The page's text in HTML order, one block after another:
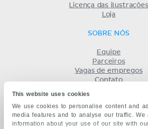
This website uses cookies
We use cookies to personalise content and
media features and to analyse our traffic. We
information about your use of our site with
Licença das ilustrações
Loja
SOBRE NÓS
Equipe
Parceiros
Vagas de empregos
Contato
Privacidade
KENHUB EM...